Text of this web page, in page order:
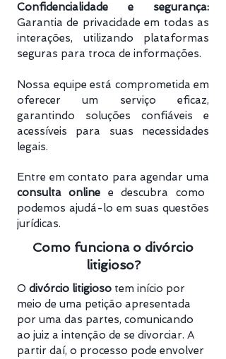
Confidencialidade e segurança:
Garantia de privacidade em todas as
interações, utilizando plataformas
seguras para troca de informações.
Nossa equipe está comprometida em
oferecer um serviço eficaz,
garantindo soluções confiáveis e
acessíveis para suas necessidades
legais.
Entre em contato para agendar uma
consulta online e descubra como
podemos ajudá-lo em suas questões
jurídicas.
Como funciona o divórcio
litigioso?
O divórcio litigioso tem início por
meio de uma petição apresentada
por uma das partes, comunicando
ao juiz a intenção de se divorciar. A
partir daí, o processo pode envolver